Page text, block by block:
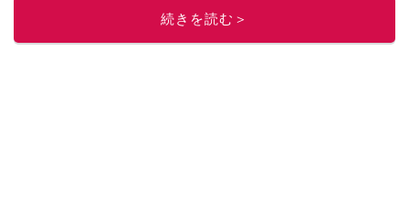
続きを読む＞